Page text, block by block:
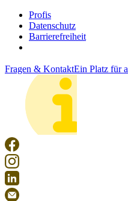
Profis
Datenschutz
Barrierefreiheit
Fragen & KontaktEin Platz für